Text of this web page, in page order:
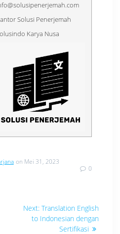
Solusi Penerjemah
Karya Nusa
on Mei 31, 2023
0
Next: Next
post:
Translation English
to Indonesian dengan
Sertifikasi